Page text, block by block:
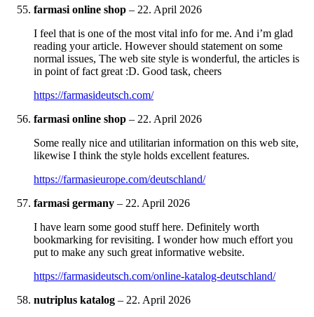
farmasi online shop – 22. April 2026
I feel that is one of the most vital info for me. And i’m glad
reading your article. However should statement on some
normal issues, The web site style is wonderful, the articles is
in point of fact great :D. Good task, cheers
https://farmasideutsch.com/
farmasi online shop – 22. April 2026
Some really nice and utilitarian information on this web site,
likewise I think the style holds excellent features.
https://farmasieurope.com/deutschland/
farmasi germany – 22. April 2026
I have learn some good stuff here. Definitely worth
bookmarking for revisiting. I wonder how much effort you
put to make any such great informative website.
https://farmasideutsch.com/online-katalog-deutschland/
nutriplus katalog – 22. April 2026